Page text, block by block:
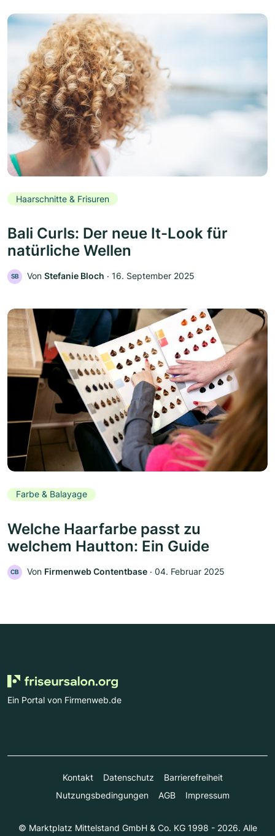
Haarschnitte & Frisuren
Bali Curls: Der neue It-Look für
natürliche Wellen
SB Von Stefanie Bloch ‧ 16. September 2025
Farbe & Balayage
Welche Haarfarbe passt zu
welchem Hautton: Ein Guide
CB Von Firmenweb Contentbase ‧ 04. Februar 2025
Ein Portal von Firmenweb.de
Kontakt Datenschutz
Barrierefreiheit
Nutzungsbedingungen
AGB Impressum
© Marktplatz Mittelstand GmbH & Co. KG 1998 - 2026. Alle